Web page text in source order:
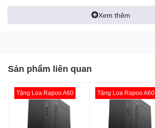
Xem thêm
Sản phẩm liên quan
Tặng Loa Rapoo A60 Tặng Loa Rapoo A60